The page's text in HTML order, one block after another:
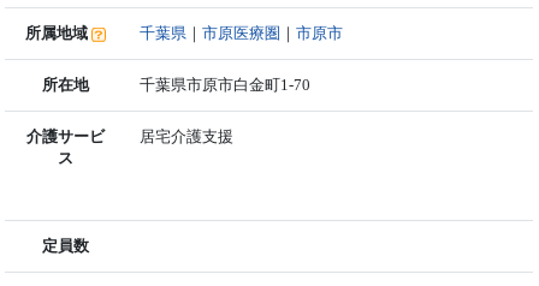
所属地域 千葉県 ｜市原医療圏 ｜市原市
所在地 千葉県市原市白金町1-70
介護サービ
ス
居宅介護支援
定員数